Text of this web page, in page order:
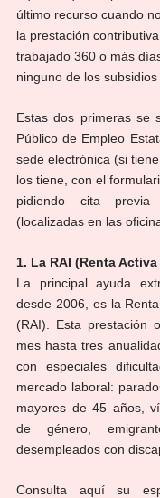
último recurso cuando
la prestación
trabajado 360 o más
ninguno de los subsidios
Estas dos primeras se
Público de Empleo
sede electrónica (si
los tiene, con el
pidiendo cita
(localizadas en las
1. La RAI (Renta
La principal ayuda
desde 2006, es la
(RAI). Esta prestación
mes hasta tres
con especiales
mercado laboral:
mayores de 45 años,
de género,
desempleados con